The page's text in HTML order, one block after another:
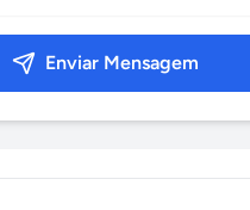
Enviar Mensagem